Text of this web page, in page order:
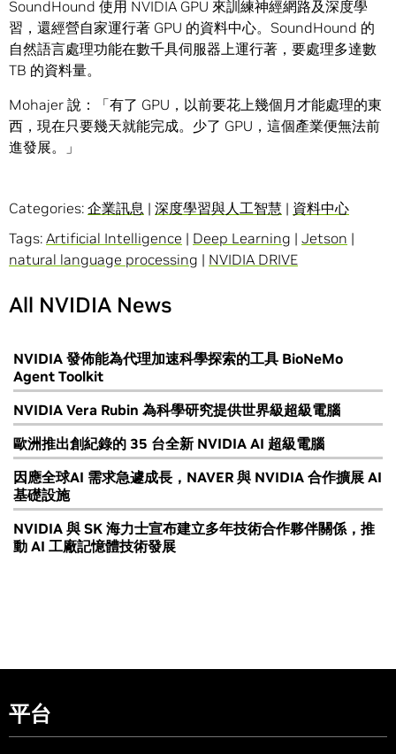
SoundHound 使用 NVIDIA GPU 來訓練神經網路及深度學
習，還經營自家運行著 GPU 的資料中心。SoundHound 的
自然語言處理功能在數千具伺服器上運行著，要處理多達數
TB 的資料量。
Mohajer 說：「有了 GPU，以前要花上幾個月才能處理的東
西，現在只要幾天就能完成。少了 GPU，這個產業便無法前
進發展。」
Categories: 企業訊息 | 深度學習與人工智慧 | 資料中心
Tags: Artificial Intelligence | Deep Learning | Jetson |
natural language processing | NVIDIA DRIVE
All NVIDIA News
NVIDIA 發佈能為代理加速科學探索的工具 BioNeMo
Agent Toolkit
NVIDIA Vera Rubin 為科學研究提供世界級超級電腦
歐洲推出創紀錄的 35 台全新 NVIDIA AI 超級電腦
因應全球AI 需求急遽成長，NAVER 與 NVIDIA 合作擴展 AI
基礎設施
NVIDIA 與 SK 海力士宣布建立多年技術合作夥伴關係，推
動 AI 工廠記憶體技術發展
平台